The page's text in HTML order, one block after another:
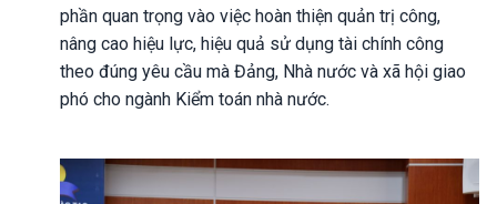
phần quan trọng vào việc hoàn thiện quản trị công,
nâng cao hiệu lực, hiệu quả sử dụng tài chính công
theo đúng yêu cầu mà Đảng, Nhà nước và xã hội giao
phó cho ngành Kiểm toán nhà nước.